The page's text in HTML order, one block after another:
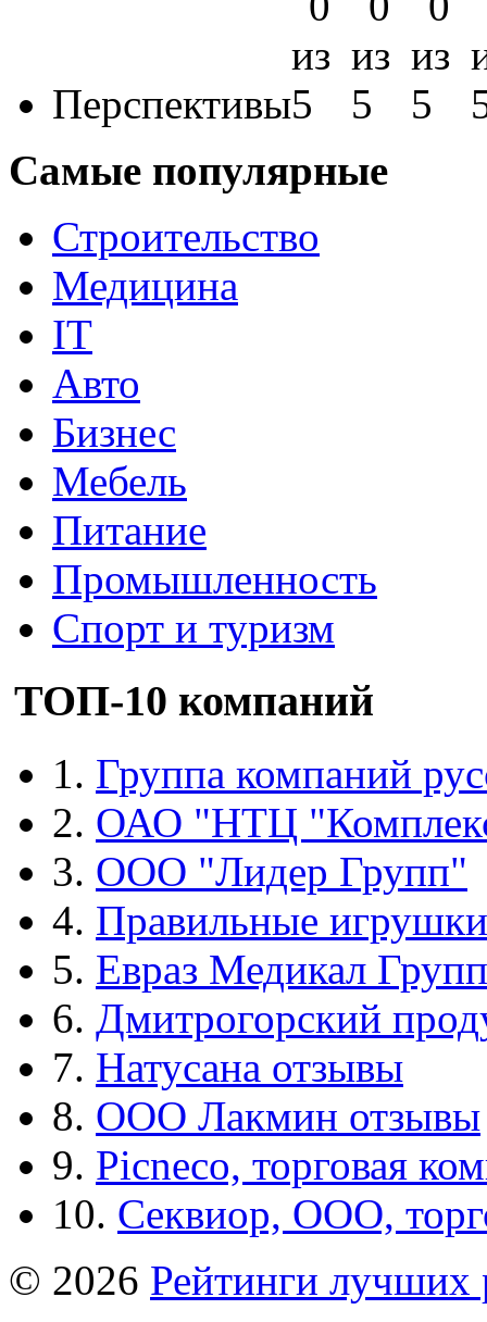
Перспективы
Самые популярные
Строительство
Медицина
IT
Авто
Бизнес
Мебель
Питание
Промышленность
Спорт и туризм
ТОП-10 компаний
1. Группа компаний
2. ОАО "НТЦ
3. ООО "Лидер Групп"
4. Правильные игрушки
5. Евраз Медикал Групп
6. Дмитрогорский
7. Натусана отзывы
8. ООО Лакмин отзывы
9. Picneco, торговая
10. Секвиор, ООО,
© 2026 Рейтинги лучших